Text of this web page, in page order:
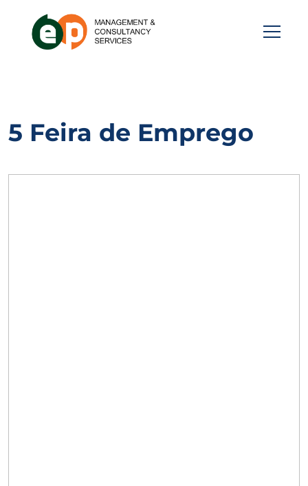
5 Feira de Emprego